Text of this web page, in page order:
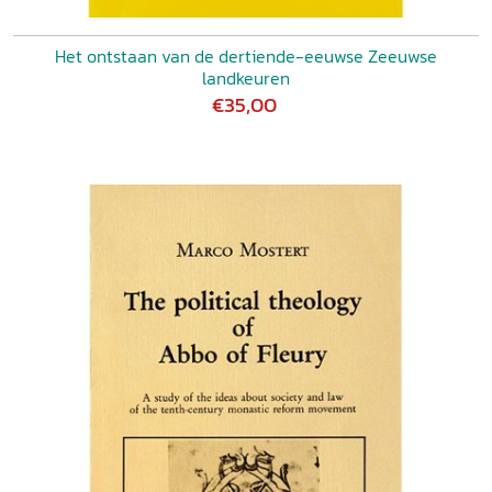
Het ontstaan van de dertiende-eeuwse Zeeuwse
landkeuren
€35,00